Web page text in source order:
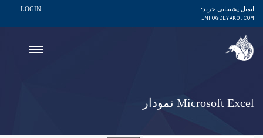
ایمیل پشتیبانی خرید:
INFO@DEYAKO.COM
LOGIN
Microsoft Excel نمودار